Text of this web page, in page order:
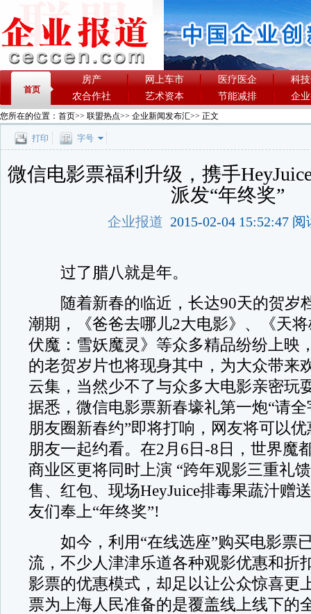
首页
房产 网上车市 医疗医企
科
农合作社
艺术资本 节能减排 企
您所在的位置： 首页>> 联盟热点>> 企业新闻发布汇>> 正文
打印 字号
微信电影票福利升级，携手
派发“年终奖”
企业报道 2015-02-04 15:52:47
过了腊八就是年。
随着新春的临近，长达90天的贺岁
潮期，《爸爸去哪儿2大电影》、《天
伏魔：雪妖魔灵》等众多精品纷纷上映
的老贺岁片也将现身其中，为大众带来
云集，当然少不了与众多大电影亲密玩
据悉，微信电影票新春壕礼第一炮“请
朋友圈新春约”即将打响，网友将可以
朋友一起约看。在2月6日-8日，世界
商业区更将同时上演 “跨年观影三重礼
售、红包、现场HeyJuice排毒果蔬汁赠
友们奉上“年终奖”!
如今，利用“在线选座”购买电影票
流，不少人津津乐道各种观影优惠和折
影票的优惠模式，却足以让公众惊喜更
票为上海人民准备的是覆盖线上线下的